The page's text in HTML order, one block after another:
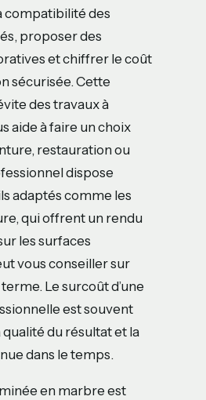
compatibilité des
proposer des
et chiffrer le coût
sécurisée. Cette
des travaux à
aide à faire un choix
restauration ou
dispose
adaptés comme les
qui offrent un rendu
les surfaces
vous conseiller sur
Le surcoût d’une
est souvent
du résultat et la
dans le temps.
en marbre est